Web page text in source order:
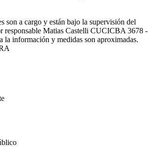
son a cargo y están bajo la supervisión del
responsable Matias Castelli CUCICBA 3678 -
la información y medidas son aproximadas.